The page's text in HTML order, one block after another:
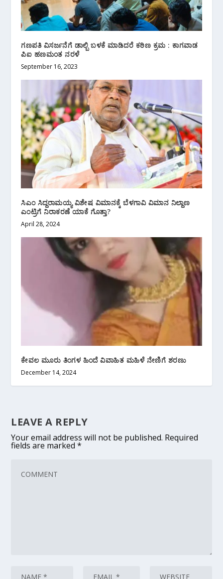
ಗಣಪತಿ ವಿಸರ್ಜನೆಗೆ ಡಾಲ್ಬಿ ಬಳಕೆ ಮಾಡಿದರೆ ಕಠಿಣ ಕ್ರಮ : ಕಾಗವಾಡ
ಪಿಐ ಹಣಮಂತ ನರಳೆ
September 16, 2023
ಸಿಎಂ ಸಿದ್ದರಾಮಯ್ಯ ವಿಶೇಷ ವಿಮಾನಕ್ಕೆ ಬೆಳಗಾವಿ ವಿಮಾನ ನಿಲ್ದಾಣ
ಎಂಟ್ರಿಗೆ ನಿರಾಕರಣೆ ಯಾಕೆ ಗೊತ್ತಾ?
April 28, 2024
ಕೇವಲ ಮೂರು ತಿಂಗಳ ಹಿಂದೆ ವಿವಾಹಿತ ಮಹಿಳೆ ನೇಣಿಗೆ ಶರಣು
December 14, 2024
LEAVE A REPLY
Your email address will not be published. Required
fields are marked*